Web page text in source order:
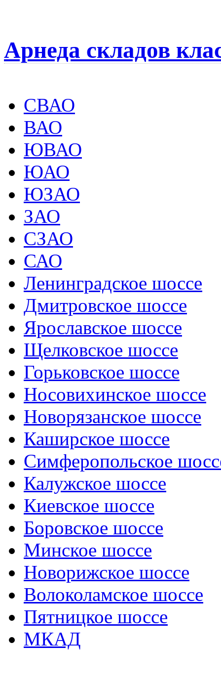
Арнеда складов
СВАО
ВАО
ЮВАО
ЮАО
ЮЗАО
ЗАО
СЗАО
САО
Ленинградское шоссе
Дмитровское шоссе
Ярославское шоссе
Щелковское шоссе
Горьковское шоссе
Носовихинское шоссе
Новорязанское шоссе
Каширское шоссе
Симферопольское
Калужское шоссе
Киевское шоссе
Боровское шоссе
Минское шоссе
Новорижское шоссе
Волоколамское шоссе
Пятницкое шоссе
МКАД